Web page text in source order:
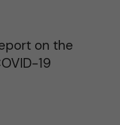
on the
19